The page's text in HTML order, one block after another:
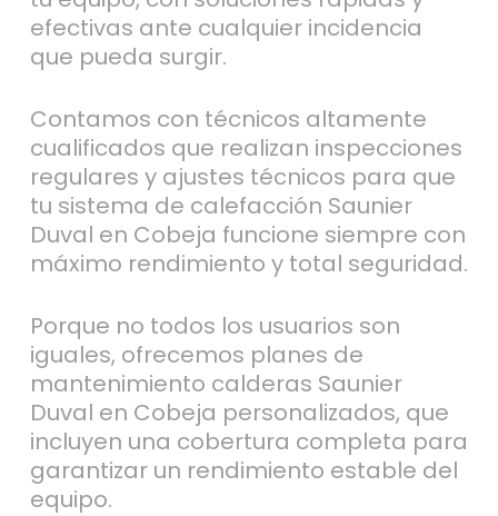
efectivas ante cualquier incidencia
que pueda surgir.
Contamos con técnicos altamente
cualificados que realizan inspecciones
regulares y ajustes técnicos para que
tu sistema de calefacción Saunier
Duval en Cobeja funcione siempre con
máximo rendimiento y total seguridad.
Porque no todos los usuarios son
iguales, ofrecemos planes de
mantenimiento calderas Saunier
Duval en Cobeja personalizados, que
incluyen una cobertura completa para
garantizar un rendimiento estable del
equipo.